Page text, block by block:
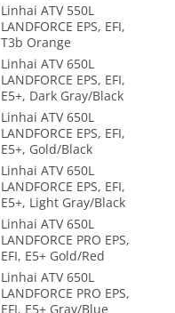
Linhai ATV 550L
LANDFORCE EPS, EFI,
T3b Orange
Linhai ATV 650L
LANDFORCE EPS, EFI,
E5+, Dark Gray/Black
Linhai ATV 650L
LANDFORCE EPS, EFI,
E5+, Gold/Black
Linhai ATV 650L
LANDFORCE EPS, EFI,
E5+, Light Gray/Black
Linhai ATV 650L
LANDFORCE PRO EPS,
EFI, E5+ Gold/Red
Linhai ATV 650L
LANDFORCE PRO EPS,
EFI, E5+ Gray/Blue